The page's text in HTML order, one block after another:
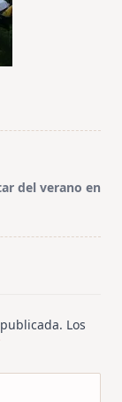
del verano en
Los